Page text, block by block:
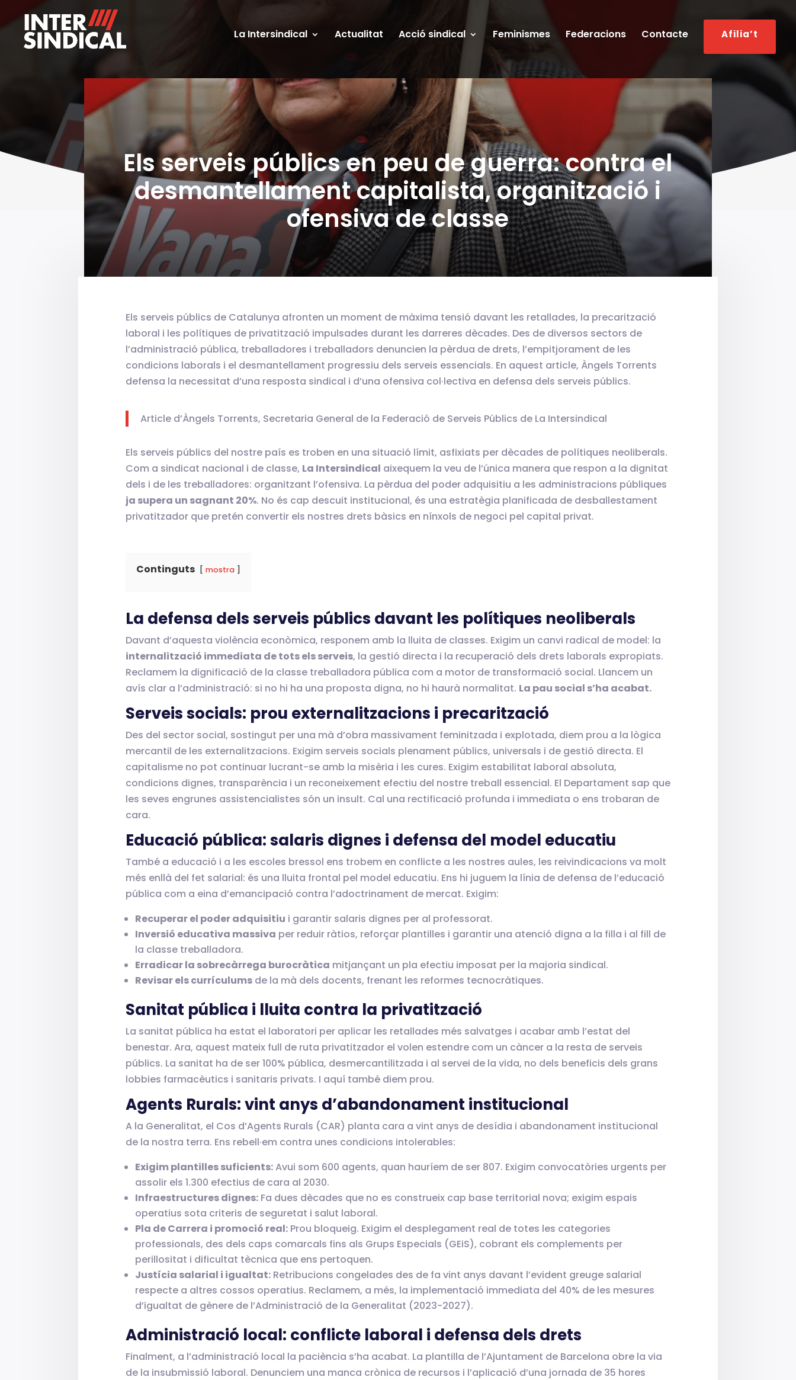
La Intersindical Actualitat Acció sindical Feminismes Federacions Contacte Afilia’t
Els serveis públics en peu de guerra: contra el
desmantellament capitalista, organització i
ofensiva de classe
Els serveis públics de Catalunya afronten un moment de màxima tensió davant les retallades, la precarització
laboral i les polítiques de privatització impulsades durant les darreres dècades. Des de diversos sectors de
l’administració pública, treballadores i treballadors denuncien la pèrdua de drets, l’empitjorament de les
condicions laborals i el desmantellament progressiu dels serveis essencials. En aquest article, Àngels Torrents
defensa la necessitat d’una resposta sindical i d’una ofensiva col·lectiva en defensa dels serveis públics.
Article d’Àngels Torrents, Secretaria General de la Federació de Serveis Públics de La Intersindical
Els serveis públics del nostre país es troben en una situació límit, asfixiats per dècades de polítiques neoliberals.
Com a sindicat nacional i de classe, La Intersindical aixequem la veu de l’única manera que respon a la dignitat
dels i de les treballadores: organitzant l’ofensiva. La pèrdua del poder adquisitiu a les administracions públiques
ja supera un sagnant 20%. No és cap descuit institucional, és una estratègia planificada de desballestament
privatitzador que pretén convertir els nostres drets bàsics en nínxols de negoci pel capital privat.
Continguts mostra
La defensa dels serveis públics davant les polítiques neoliberals
Davant d’aquesta violència econòmica, responem amb la lluita de classes. Exigim un canvi radical de model: la
internalització immediata de tots els serveis, la gestió directa i la recuperació dels drets laborals expropiats.
Reclamem la dignificació de la classe treballadora pública com a motor de transformació social. Llancem un
avís clar a l’administració: si no hi ha una proposta digna, no hi haurà normalitat. La pau social s’ha acabat.
Serveis socials: prou externalitzacions i precarització
Des del sector social, sostingut per una mà d’obra massivament feminitzada i explotada, diem prou a la lògica
mercantil de les externalitzacions. Exigim serveis socials plenament públics, universals i de gestió directa. El
capitalisme no pot continuar lucrant-se amb la misèria i les cures. Exigim estabilitat laboral absoluta,
condicions dignes, transparència i un reconeixement efectiu del nostre treball essencial. El Departament sap que
les seves engrunes assistencialistes són un insult. Cal una rectificació profunda i immediata o ens trobaran de
cara.
Educació pública: salaris dignes i defensa del model educatiu
També a educació i a les escoles bressol ens trobem en conflicte a les nostres aules, les reivindicacions va molt
més enllà del fet salarial: és una lluita frontal pel model educatiu. Ens hi juguem la línia de defensa de l’educació
pública com a eina d’emancipació contra l’adoctrinament de mercat. Exigim:
Recuperar el poder adquisitiu i garantir salaris dignes per al professorat.
Inversió educativa massiva per reduir ràtios, reforçar plantilles i garantir una atenció digna a la filla i al fill de
la classe treballadora.
Erradicar la sobrecàrrega burocràtica mitjançant un pla efectiu imposat per la majoria sindical.
Revisar els currículums de la mà dels docents, frenant les reformes tecnocràtiques.
Sanitat pública i lluita contra la privatització
La sanitat pública ha estat el laboratori per aplicar les retallades més salvatges i acabar amb l’estat del
benestar. Ara, aquest mateix full de ruta privatitzador el volen estendre com un càncer a la resta de serveis
públics. La sanitat ha de ser 100% pública, desmercantilitzada i al servei de la vida, no dels beneficis dels grans
lobbies farmacèutics i sanitaris privats. I aquí també diem prou.
Agents Rurals: vint anys d’abandonament institucional
A la Generalitat, el Cos d’Agents Rurals (CAR) planta cara a vint anys de desídia i abandonament institucional
de la nostra terra. Ens rebell·em contra unes condicions intolerables:
Exigim plantilles suficients:Avui som 600 agents, quan hauríem de ser 807. Exigim convocatòries urgents per
assolir els 1.300 efectius de cara al 2030.
Infraestructures dignes: Fa dues dècades que no es construeix cap base territorial nova; exigim espais
operatius sota criteris de seguretat i salut laboral.
Pla de Carrera i promoció real: Prou bloqueig. Exigim el desplegament real de totes les categories
professionals, des dels caps comarcals fins als Grups Especials (GEiS), cobrant els complements per
perillositat i dificultat tècnica que ens pertoquen.
Justícia salarial i igualtat: Retribucions congelades des de fa vint anys davant l’evident greuge salarial
respecte a altres cossos operatius. Reclamem, a més, la implementació immediata del 40% de les mesures
d’igualtat de gènere de l’Administració de la Generalitat (2023-2027).
Administració local: conflicte laboral i defensa dels drets
Finalment, a l’administració local la paciència s’ha acabat. La plantilla de l’Ajuntament de Barcelona obre la via
de la insubmissió laboral. Denunciem una manca crònica de recursos i l’aplicació d’una jornada de 35 hores